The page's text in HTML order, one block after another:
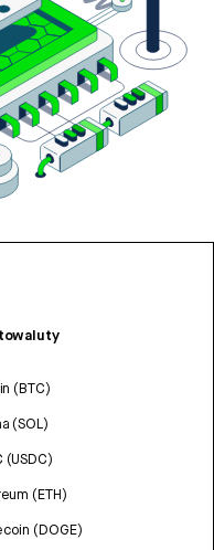
(BTC)
(SOL)
(USDC)
(ETH)
(DOGE)